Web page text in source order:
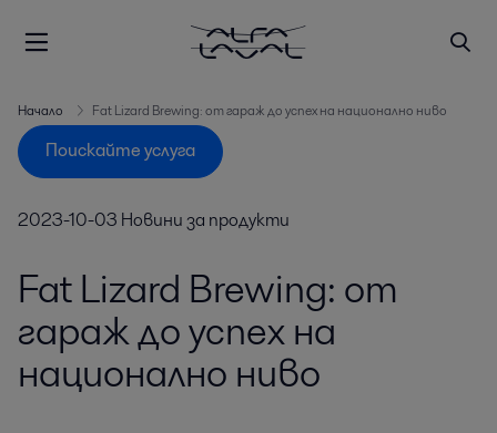
Начало Fat Lizard Brewing: от гараж до успех на национално ниво
Поискайте услуга
2023-10-03 Новини за продукти
Fat Lizard Brewing: от
гараж до успех на
национално ниво